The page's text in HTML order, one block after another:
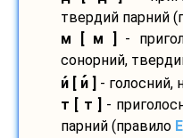
твердий парний
м [ м ]
-
сонорний,
и [ и - голосний,
т [ т ]
-
парний (правило E